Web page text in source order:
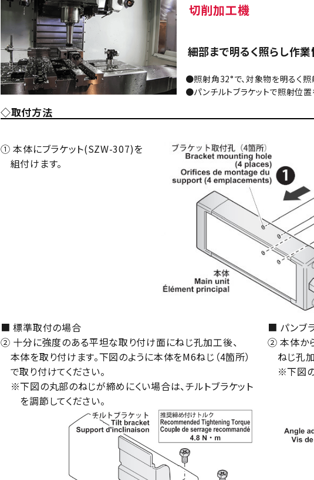
切削加工機
細部まで明るく照らし作
●照射角32°で、対象物を明るく照
●パンチルトブラケットで照射位
◇取付方法
① 本体にブラケット(SZW-307)を
組付けます。
■ 標準取付の場合
■ パンブ
② 十分に強度のある平坦な取り付け面にねじ孔加工後、
本体を取り付けます。下図のように本体をM6ねじ（4箇所）
で取り付けてください。
※下図の丸部のねじが締めにくい場合は、チルトブラケット
を調節してください。
② 本体か
ねじ孔
※下図の